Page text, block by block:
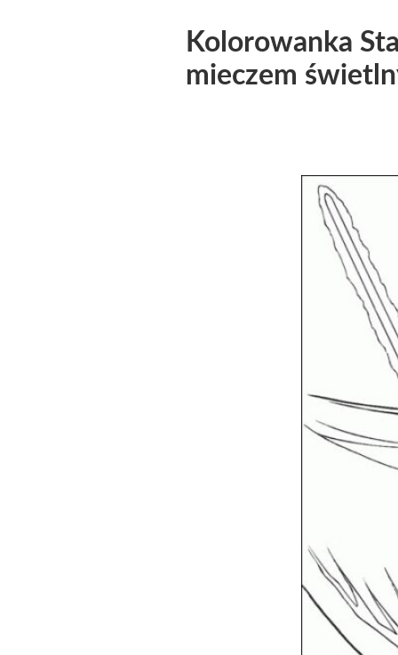
Kolorowanka
mieczem